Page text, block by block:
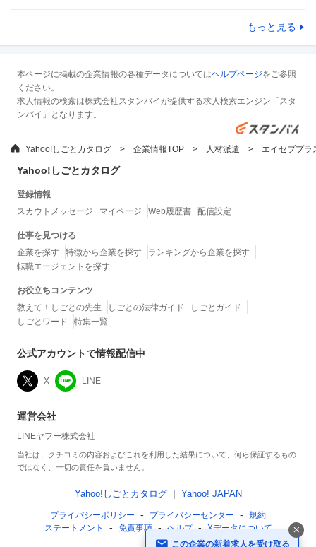
もっと見る
この企業の新着求人を受け取る
本ページに掲載の企業情報の各種データについてはヘルプページをご参照
ください。
求人情報の検索は株式会社スタンバイが提供する求人検索エンジン「スタ
ンバイ」となります。
Yahoo!しごとカタログ 企業情報TOP 人材派遣 エイセブプラ
Yahoo!しごとカタログ
登録情報
スカウトメッセージ
マイページ Web履歴書 配信設定
仕事を見つける
企業を探す
特徴から企業を探す
ランキングから企業を探す
転職エージェントを探す
お役立ちコンテンツ
教えて！しごとの先生
しごとの法律ガイド
しごとガイド
しごとワード
特集一覧
公式アカウントで情報配信中
X LINE
運営会社
LINEヤフー株式会社
当社は、クチコミの内容およびこれを利用した結果について、何ら保証するもの
ではなく、一切の責任を負いません。
Yahoo!しごとカタログ Yahoo! JAPAN
プライバシーポリシー プライバシーセンター
規約
ステートメント
免責事項 ヘルプ Xデータについて